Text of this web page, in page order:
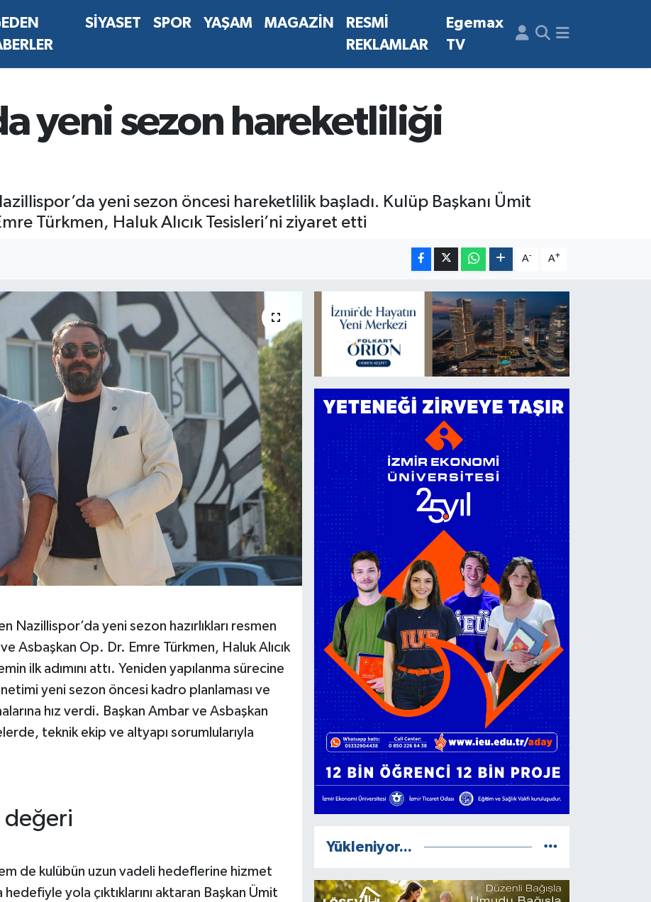
SİYASET SPOR YAŞAM MAGAZİN
RESMİ
REKLAMLAR
Egemax
TV
yeni sezon hareketliliği
yeni sezon öncesi hareketlilik başladı. Kulüp Başkanı Ümit
Türkmen, Haluk Alıcık Tesisleri’ni ziyaret etti
A- A+
Nazillispor’da yeni sezon hazırlıkları resmen
Asbaşkan Op. Dr. Emre Türkmen, Haluk Alıcık
ilk adımını attı. Yeniden yapılanma sürecine
yeni sezon öncesi kadro planlaması ve
hız verdi. Başkan Ambar ve Asbaşkan
teknik ekip ve altyapı sorumlularıyla
değeri
de kulübün uzun vadeli hedeflerine hizmet
yola çıktıklarını aktaran Başkan Ümit
Yükleniyor...